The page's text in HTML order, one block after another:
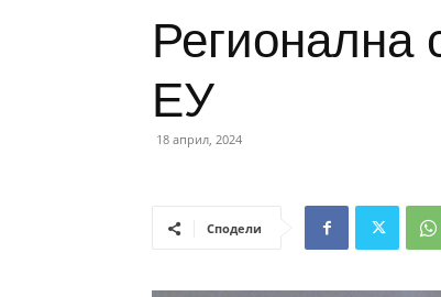
Регионална
ЕУ
18 април, 2024
Сподели